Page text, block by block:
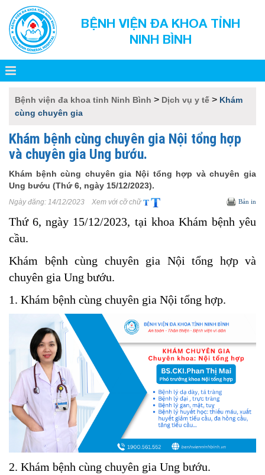
BỆNH VIỆN ĐA KHOA TỈNH
NINH BÌNH
Bệnh viện đa khoa tỉnh Ninh Bình > Dịch vụ y tế > Khám
cùng chuyên gia
Khám bệnh cùng chuyên gia Nội tổng hợp
và chuyên gia Ung bướu.
Khám bệnh cùng chuyên gia Nội tổng hợp và chuyên gia
Ung bướu (Thứ 6, ngày 15/12/2023).
Ngày đăng: 14/12/2023 Xem với cỡ chữ Bản in
Thứ 6, ngày 15/12/2023, tại khoa Khám bệnh yêu
cầu.
Khám bệnh cùng chuyên gia Nội tổng hợp và
chuyên gia Ung bướu.
1. Khám bệnh cùng chuyên gia Nội tổng hợp.
2. Khám bệnh cùng chuyên gia Ung bướu.